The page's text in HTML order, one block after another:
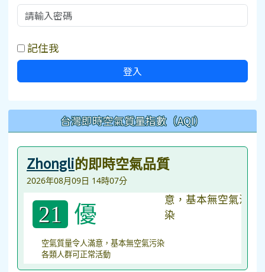
記住我
登入
台灣即時空氣質量指數（AQI）
Zhongli的即時空氣品質
2026年08月09日 14時07分
21 優
空氣質量令人滿意，基本無空氣污染
各類人群可正常活動